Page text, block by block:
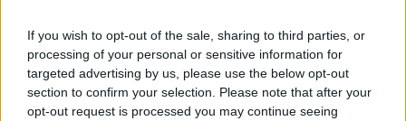
If you wish to opt-out of the sale, sharing to third parties, or
processing of your personal or sensitive information for
targeted advertising by us, please use the below opt-out
section to confirm your selection. Please note that after your
opt-out request is processed you may continue seeing
Υποβολή σχολίου
Όροι Χρήσης. Το site προστατεύεται από reCAPTCHA, ισχύουν
Πολιτική Απορρήτου&Όροι Χρήσης της Google.